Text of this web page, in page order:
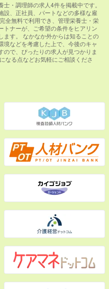
・調理師の求人4件を掲載中です。
設、正社員、パートなどの多様な雇
全無料で利用でき、管理栄養士・栄
トナーが、ご希望の条件をヒアリン
ます。 なかなか外からは知ることの
などを考慮した上で、今後のキャ
ので、ぴったりの求人が見つかりま
なる点などお気軽にご相談くださ